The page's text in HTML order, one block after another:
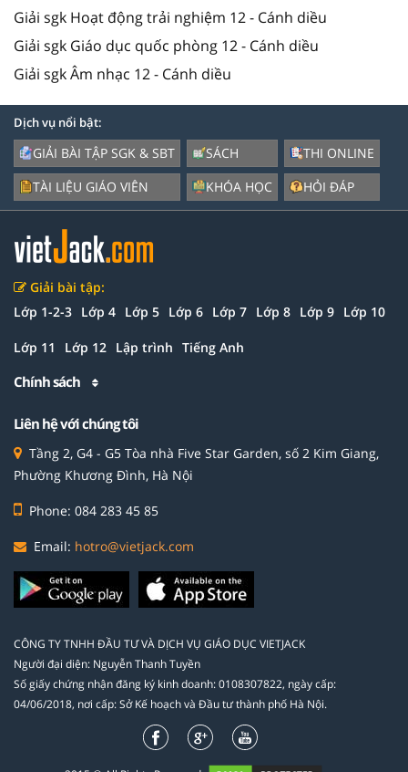
Giải sgk Hoạt động trải nghiệm 12 - Cánh diều
Giải sgk Giáo dục quốc phòng 12 - Cánh diều
Giải sgk Âm nhạc 12 - Cánh diều
Dịch vụ nổi bật:
GIẢI BÀI TẬP SGK & SBT
TÀI LIỆU GIÁO VIÊN
SÁCH
KHÓA HỌC
THI ONLINE
HỎI ĐÁP
Giải bài tập:
Lớp 1-2-3 Lớp 4 Lớp 5 Lớp 6 Lớp 7 Lớp 8 Lớp 9 Lớp 10
Lớp 11 Lớp 12 Lập trình Tiếng Anh
Chính sách
Liên hệ với chúng tôi
Tầng 2, G4 - G5 Tòa nhà Five Star Garden, số 2 Kim Giang,
Phường Khương Đình, Hà Nội
Phone: 084 283 45 85
Email: hotro@vietjack.com
CÔNG TY TNHH ĐẦU TƯ VÀ DỊCH VỤ GIÁO DỤC VIETJACK
Người đại diện: Nguyễn Thanh Tuyền
Số giấy chứng nhận đăng ký kinh doanh: 0108307822, ngày cấp:
04/06/2018, nơi cấp: Sở Kế hoạch và Đầu tư thành phố Hà Nội.